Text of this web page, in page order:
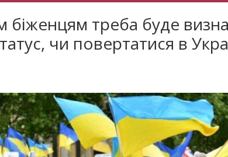
біженцям треба буде
чи повертатися в